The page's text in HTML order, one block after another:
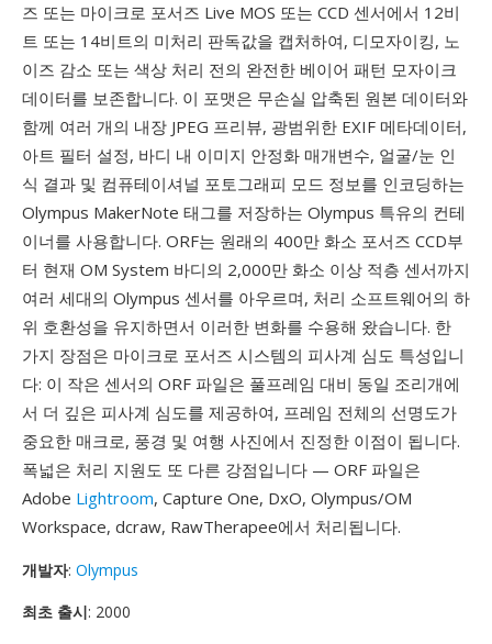
즈 또는 마이크로 포서즈 Live MOS 또는 CCD 센서에서 12비
트 또는 14비트의 미처리 판독값을 캡처하여, 디모자이킹, 노
이즈 감소 또는 색상 처리 전의 완전한 베이어 패턴 모자이크
데이터를 보존합니다. 이 포맷은 무손실 압축된 원본 데이터와
함께 여러 개의 내장 JPEG 프리뷰, 광범위한 EXIF 메타데이터,
아트 필터 설정, 바디 내 이미지 안정화 매개변수, 얼굴/눈 인
식 결과 및 컴퓨테이셔널 포토그래피 모드 정보를 인코딩하는
Olympus MakerNote 태그를 저장하는 Olympus 특유의 컨테
이너를 사용합니다. ORF는 원래의 400만 화소 포서즈 CCD부
터 현재 OM System 바디의 2,000만 화소 이상 적층 센서까지
여러 세대의 Olympus 센서를 아우르며, 처리 소프트웨어의 하
위 호환성을 유지하면서 이러한 변화를 수용해 왔습니다. 한
가지 장점은 마이크로 포서즈 시스템의 피사계 심도 특성입니
다: 이 작은 센서의 ORF 파일은 풀프레임 대비 동일 조리개에
서 더 깊은 피사계 심도를 제공하여, 프레임 전체의 선명도가
중요한 매크로, 풍경 및 여행 사진에서 진정한 이점이 됩니다.
폭넓은 처리 지원도 또 다른 강점입니다 — ORF 파일은
Adobe Lightroom, Capture One, DxO, Olympus/OM
Workspace, dcraw, RawTherapee에서 처리됩니다.
개발자: Olympus
최초 출시: 2000